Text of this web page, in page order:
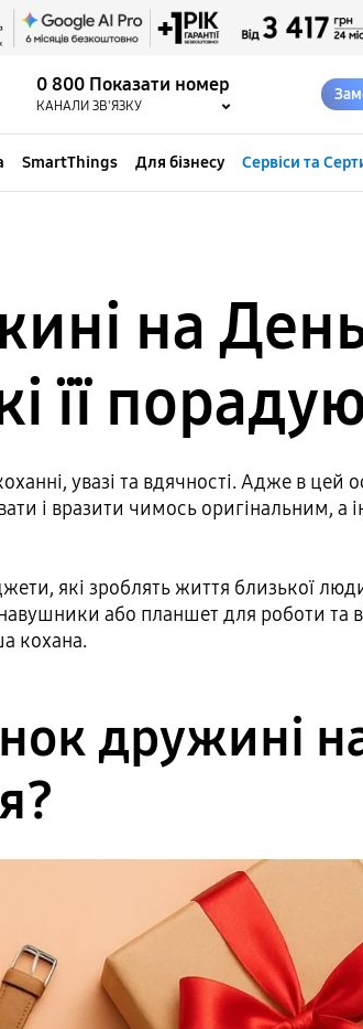
0 800 Показати номер
КАНАЛИ ЗВ'ЯЗКУ
SmartThings Для бізнесу Сервіси та
на
її
увазі та вдячності. Адже в цей
і вразити чимось оригінальним, а
які зроблять життя близької
або планшет для роботи та
кохана.
дружині